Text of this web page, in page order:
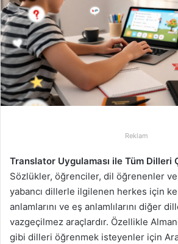
o
s
t
g
ö
n
m
e
Reklam
Translator Uygulaması ile Tüm Dilleri
Sözlükler, öğrenciler, dil öğrenenler
yabancı dillerle ilgilenen herkes için
anlamlarını ve eş anlamlılarını diğer
vazgeçilmez araçlardır. Özellikle
gibi dilleri öğrenmek isteyenler için